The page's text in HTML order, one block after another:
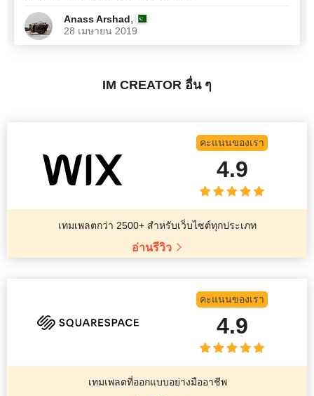
Anass Arshad,
28 เมษายน 2019
IM CREATOR อื่น ๆ
คะแนนของเรา
4.9
เทมเพลตกว่า 2500+ สำหรับเว็บไซต์ทุกประเภท
อ่านรีวิว
คะแนนของเรา
4.9
เทมเพลตที่ออกแบบอย่างมืออาชีพ